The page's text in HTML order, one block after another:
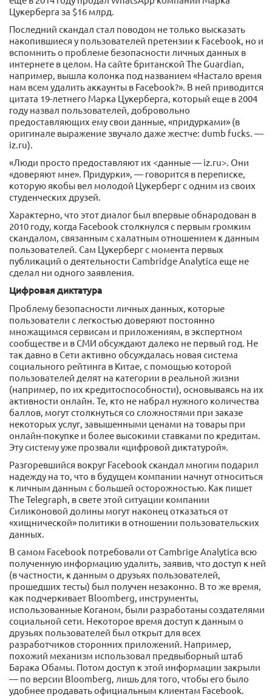
Цукерберга за $16 млрд.
Последний скандал стал поводом не только высказать
накопившиеся у пользователей претензии к Facebook, но и
вспомнить о проблеме безопасности личных данных в
интернете в целом. На сайте британской The Guardian,
например, вышла колонка под названием «Настало время
нам всем удалить аккаунты в Facebook?». В ней приводится
цитата 19-летнего Марка Цукерберга, который еще в 2004
году назвал пользователей, добровольно
предоставляющих ему свои данные, «придурками» (в
оригинале выражение звучало даже жестче: dumb fucks. —
iz.ru).
«Люди просто предоставляют их <данные — iz.ru>. Они
«доверяют мне». Придурки», — говорится в переписке,
которую якобы вел молодой Цукерберг с одним из своих
студенческих друзей.
Характерно, что этот диалог был впервые обнародован в
2010 году, когда Facebook столкнулся с первым громким
скандалом, связанным с халатным отношением к данным
пользователей. Сам Цукерберг с момента первых
публикаций о деятельности Cambridge Analytica еще не
сделал ни одного заявления.
Цифровая диктатура
Проблему безопасности личных данных, которые
пользователи с легкостью доверяют постоянно
множащимся сервисам и приложениям, в экспертном
сообществе и в СМИ обсуждают далеко не первый год. Не
так давно в Сети активно обсуждалась новая система
социального рейтинга в Китае, с помощью которой
пользователей делят на категории в реальной жизни
(например, по их кредитоспособности), основываясь на их
активности онлайн. Те, кто не набрал нужного количества
баллов, могут столкнуться со сложностями при заказе
некоторых услуг, завышенными ценами на товары при
онлайн-покупке и более высокими ставками по кредитам.
Эту систему уже прозвали «цифровой диктатурой».
Разгоревшийся вокруг Facebook скандал многим подарил
надежду на то, что в будущем компании начнут относиться
к личным данным с большей осторожностью. Как пишет
The Telegraph, в свете этой ситуации компании
Силиконовой долины могут наконец отказаться от
«хищнической» политики в отношении пользовательских
данных.
В самом Facebook потребовали от Cambrige Analytica всю
полученную информацию удалить, заявив, что доступ к ней
(в частности, к данным о друзьях пользователей,
прошедших тесты) был получен незаконно. В то же время,
как подчеркивает Bloomberg, инструменты,
использованные Коганом, были разработаны создателями
социальной сети. Некоторое время доступ к данным о
друзьях пользователей был открыт для всех
разработчиков сторонних приложений. Например,
похожий механизм использовал предвыборный штаб
Барака Обамы. Потом доступ к этой информации закрыли
— по версии Bloomberg, лишь для того, чтобы его было
удобнее продавать официальным клиентам Facebook.